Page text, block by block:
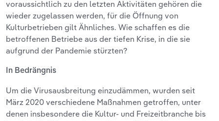
voraussichtlich zu den letzten Aktivitäten gehören die
wieder zugelassen werden, für die Öffnung von
Kulturbetrieben gilt Ähnliches. Wie schaffen es die
betroffenen Betriebe aus der tiefen Krise, in die sie
aufgrund der Pandemie stürzten?
In Bedrängnis
Um die Virusausbreitung einzudämmen, wurden seit
März 2020 verschiedene Maßnahmen getroffen, unter
denen insbesondere die Kultur- und Freizeitbranche bis